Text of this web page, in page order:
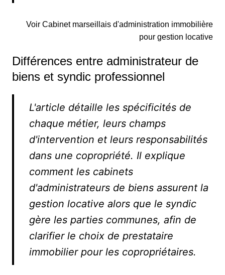
Voir Cabinet marseillais d'administration immobilière
pour gestion locative
Différences entre administrateur de
biens et syndic professionnel
L'article détaille les spécificités de
chaque métier, leurs champs
d'intervention et leurs responsabilités
dans une copropriété. Il explique
comment les cabinets
d'administrateurs de biens assurent la
gestion locative alors que le syndic
gère les parties communes, afin de
clarifier le choix de prestataire
immobilier pour les copropriétaires.